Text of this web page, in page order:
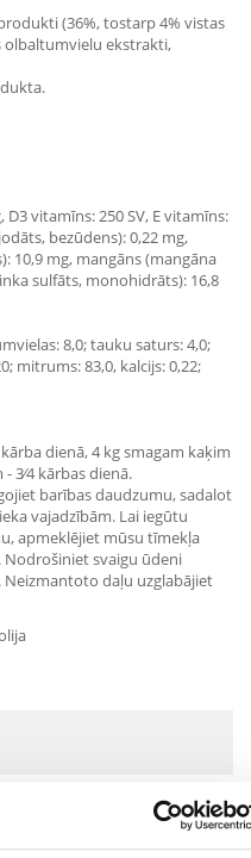
(36%, tostarp 4% vistas
olbaltumvielu ekstrakti,
vitamīns: 250 SV, E vitamīns:
bezūdens): 0,22 mg,
10,9 mg, mangāns (mangāna
sulfāts, monohidrāts): 16,8
8,0; tauku saturs: 4,0;
mitrums: 83,0, kalcijs: 0,22;
dienā, 4 kg smagam kaķim
3⁄4 kārbas dienā.
barības daudzumu, sadalot
vajadzībām. Lai iegūtu
apmeklējiet mūsu tīmekļa
svaigu ūdeni
daļu uzglabājiet